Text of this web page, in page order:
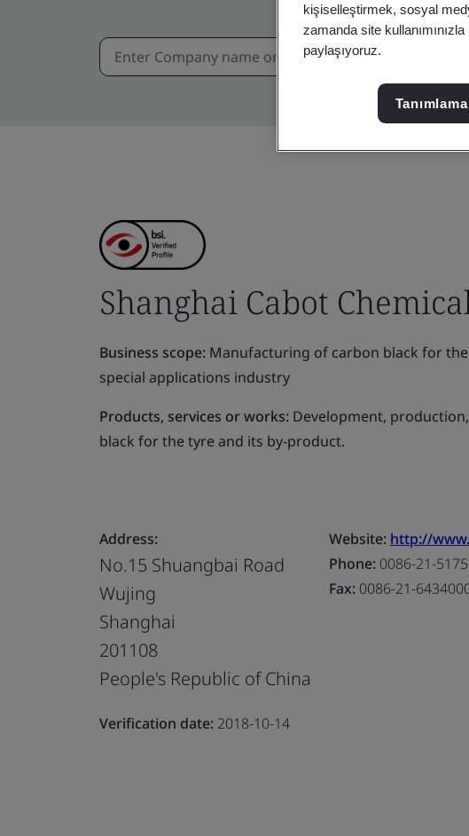
Shanghai Cabot
Business scope: Manufacturing of carbon black for
special applications industry
Products, services or works: Development,
black for the tyre and its by-product.
Address:
No.15 Shuangbai Road
Wujing
Shanghai
201108
People's Republic of China
Verification date: 2018-10-14
Website: http://
Phone: 0086-21-
Fax: 0086-21-
kişiselleştirmek, sosyal
zamanda site
paylaşıyoruz.